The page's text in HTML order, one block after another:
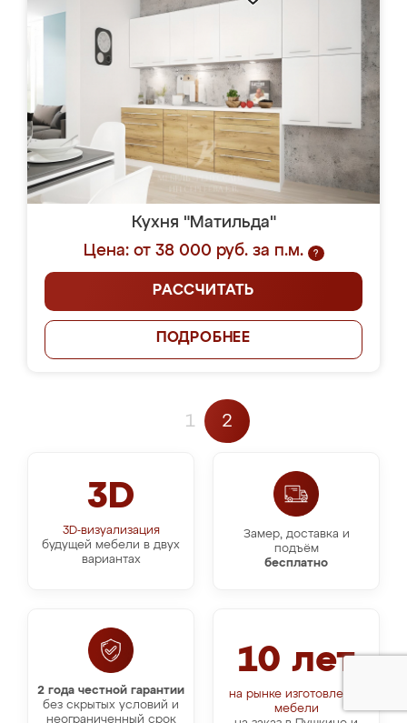
Кухня "Матильда"
Цена: от 38 000 руб. за п.м.
?
РАССЧИТАТЬ
ПОДРОБНЕЕ
1 2
3D
3D-визуализация
будущей мебели в двух
вариантах
Замер, доставка и
подъём
бесплатно
10 лет
на рынке изготовления
мебели
2 года честной гарантии
без скрытых условий и
неограниченный срок